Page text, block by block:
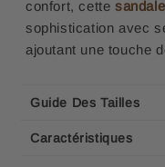
confort, cette
sophistication avec
ajoutant une touche
Guide Des Tailles
Caractéristiques